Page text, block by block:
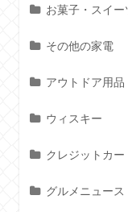
お菓子・スイー
その他の家電
アウトドア用品
ウィスキー
クレジットカー
グルメニュース